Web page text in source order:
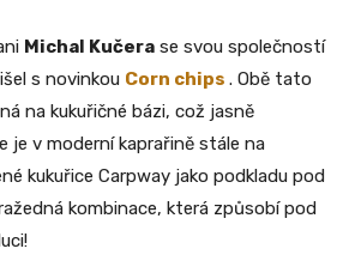
Michal Kučera se svou společností
s novinkou Corn chips . Obě tato
na kukuřičné bázi, což jasně
je v moderní kaprařině stále na
kukuřice Carpway jako podkladu pod
kombinace, která způsobí pod